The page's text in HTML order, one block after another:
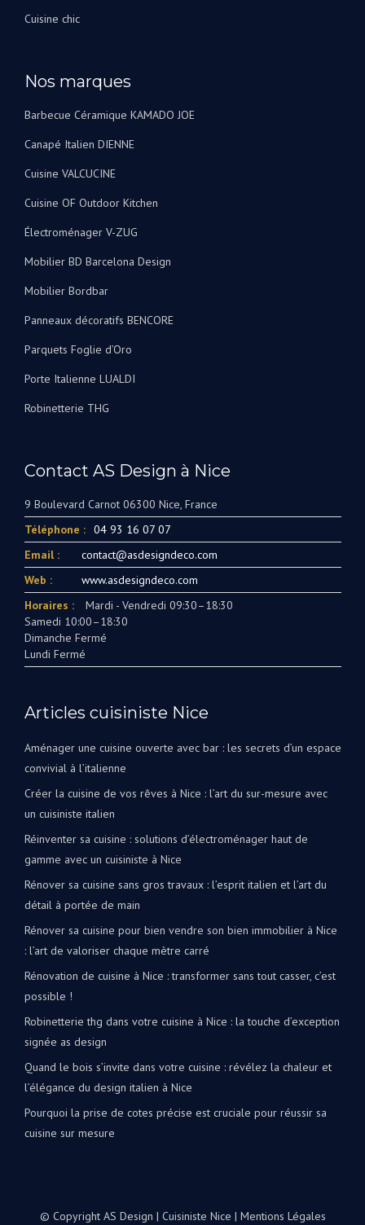
Cuisine chic
Nos marques
Barbecue Céramique KAMADO JOE
Canapé Italien DIENNE
Cuisine VALCUCINE
Cuisine OF Outdoor Kitchen
Électroménager V-ZUG
Mobilier BD Barcelona Design
Mobilier Bordbar
Panneaux décoratifs BENCORE
Parquets Foglie d’Oro
Porte Italienne LUALDI
Robinetterie THG
Contact AS Design à Nice
9 Boulevard Carnot 06300 Nice, France
Téléphone : 04 93 16 07 07
Email :
contact@asdesigndeco.com
Web :
www.asdesigndeco.com
Horaires :
Mardi - Vendredi 09:30–18:30
Samedi 10:00–18:30
Dimanche Fermé
Lundi Fermé
Articles cuisiniste Nice
Aménager une cuisine ouverte avec bar : les secrets d’un espace
convivial à l’italienne
Créer la cuisine de vos rêves à Nice : l’art du sur-mesure avec
un cuisiniste italien
Réinventer sa cuisine : solutions d’électroménager haut de
gamme avec un cuisiniste à Nice
Rénover sa cuisine sans gros travaux : l’esprit italien et l’art du
détail à portée de main
Rénover sa cuisine pour bien vendre son bien immobilier à Nice
: l’art de valoriser chaque mètre carré
Rénovation de cuisine à Nice : transformer sans tout casser, c’est
possible !
Robinetterie thg dans votre cuisine à Nice : la touche d’exception
signée as design
Quand le bois s’invite dans votre cuisine : révélez la chaleur et
l’élégance du design italien à Nice
Pourquoi la prise de cotes précise est cruciale pour réussir sa
cuisine sur mesure
© Copyright AS Design | Cuisiniste Nice | Mentions Légales